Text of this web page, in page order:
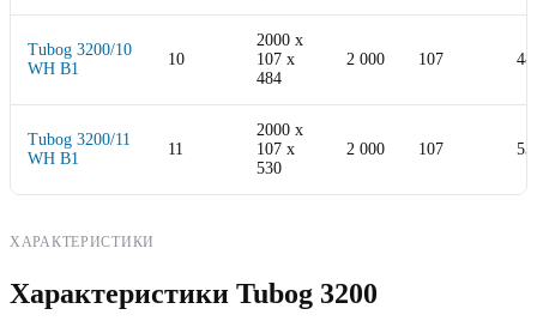
Tubog 3200/10
WH B1
10
2000 x
107 x
484
2 000 107
Tubog 3200/11
WH B1
11
2000 x
107 x
530
2 000 107
ХАРАКТЕРИСТИКИ
Характеристики Tubog 3200